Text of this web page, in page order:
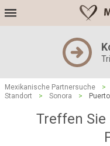
Mexikanische Partnersuche >
Standort
> Sonora >
Treffen Sie